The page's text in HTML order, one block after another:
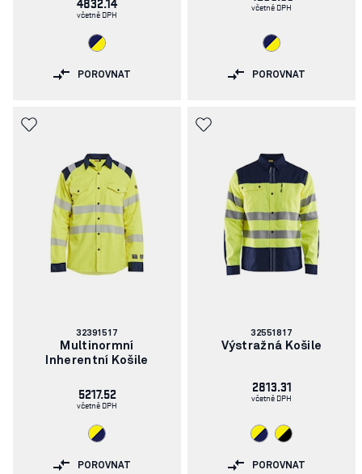
včetně DPH
POROVNAT
včetně DPH
POROVNAT
Číslo
článku:
32391517
Multinormní
Inherentní Košile
5217.52
včetně DPH
POROVNAT
Číslo
článku:
32551817
Výstražná Košile
2813.31
včetně DPH
POROVNAT